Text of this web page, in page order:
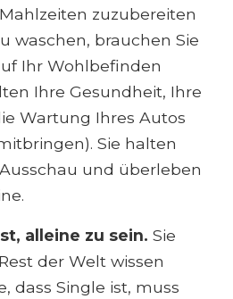
zuzubereiten
waschen, brauchen Sie
Ihr Wohlbefinden
Ihre Gesundheit, Ihre
Wartung Ihres Autos
Sie halten
und überleben
alleine zu sein. Sie
der Welt wissen
dass Single ist, muss